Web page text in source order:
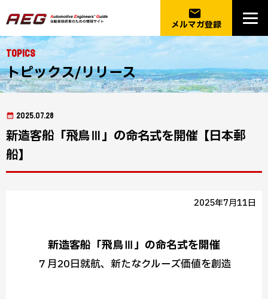
email
メルマガ登録
Topics
トピックス/リリース
2025.07.28
新造客船「飛鳥Ⅲ」の命名式を開催【日本郵
船】
2025年7月11日
新造客船「飛鳥Ⅲ」の命名式を開催
７月20日就航、新たなクルーズ価値を創造